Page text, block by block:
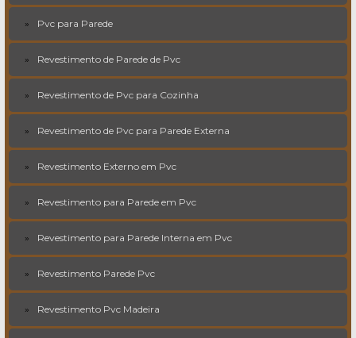
Pvc para Parede
Revestimento de Parede de Pvc
Revestimento de Pvc para Cozinha
Revestimento de Pvc para Parede Externa
Revestimento Externo em Pvc
Revestimento para Parede em Pvc
Revestimento para Parede Interna em Pvc
Revestimento Parede Pvc
Revestimento Pvc Madeira